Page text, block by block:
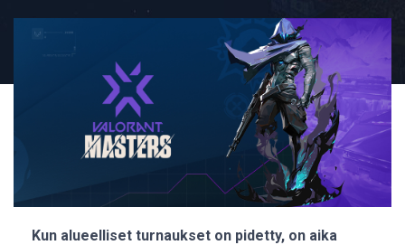
Kun alueelliset turnaukset on pidetty, on aika